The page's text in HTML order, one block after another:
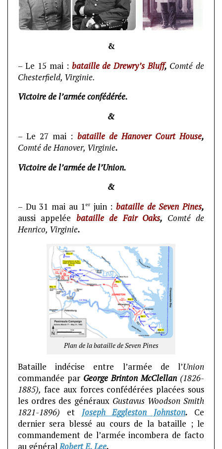
&
– Le 15 mai : bataille de Drewry’s Bluff, Comté de
Chesterfield, Virginie.
Victoire de l’armée confédérée.
&
– Le 27 mai : bataille de Hanover Court House,
Comté de Hanover, Virginie.
Victoire de l’armée de l’Union.
&
– Du 31 mai au 1er juin :bataille de Seven Pines,
aussi appelée bataille de Fair Oaks, Comté de
Henrico, Virginie.
Plan de la bataille de Seven Pines
Bataille indécise entre l’armée de l’Union
commandée par George Brinton McClellan(1826-
1885), face aux forces confédérées placées sous
les ordres des généraux Gustavus Woodson Smith
1821-1896) et Joseph Eggleston Johnston. Ce
dernier sera blessé au cours de la bataille ; le
commandement de l’armée incombera de facto
au généralRobert E. Lee.